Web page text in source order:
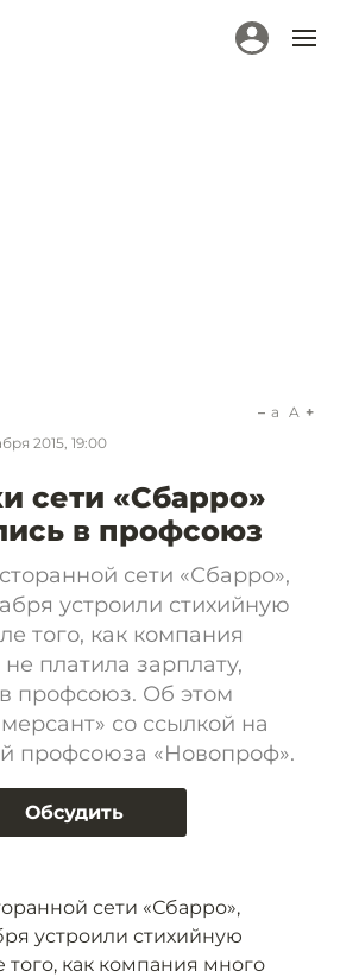
2015, 19:00
a A
сети «Сбарро»
в профсоюз
сети «Сбарро»,
устроили стихийную
того, как компания
платила зарплату,
профсоюз. Об этом
со ссылкой на
профсоюза «Новопроф».
Обсудить
сети «Сбарро»,
устроили стихийную
того, как компания много